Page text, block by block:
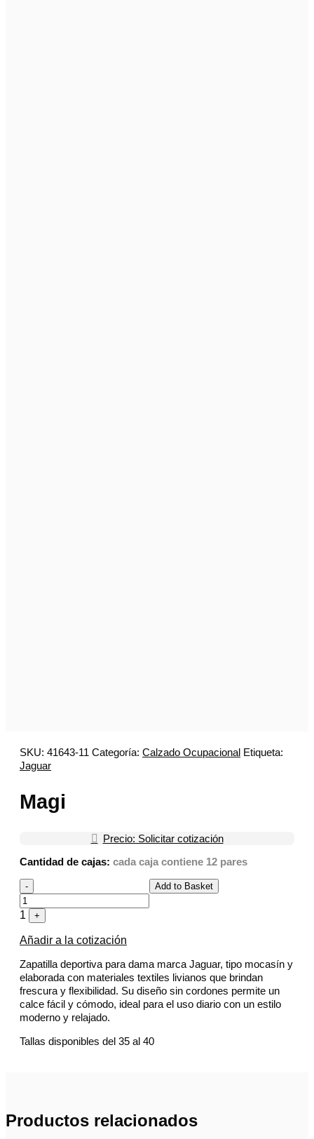
SKU: 41643-11 Categoría: Calzado Ocupacional Etiqueta:
Jaguar
Magi

Precio: Solicitar cotización
Cantidad de cajas: cada caja contiene 12 pares
Quantity
-
1 +
Add to Basket
Añadir a la cotización
Zapatilla deportiva para dama marca Jaguar, tipo mocasín y
elaborada con materiales textiles livianos que brindan
frescura y flexibilidad. Su diseño sin cordones permite un
calce fácil y cómodo, ideal para el uso diario con un estilo
moderno y relajado.
Tallas disponibles del 35 al 40
Productos relacionados